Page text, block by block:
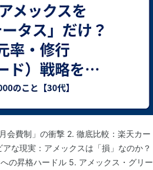
会費制」の衝撃 2. 徹底比較：楽天カー
な現実：アメックスは「損」なのか？
の昇格ハードル 5. アメックス・グリー